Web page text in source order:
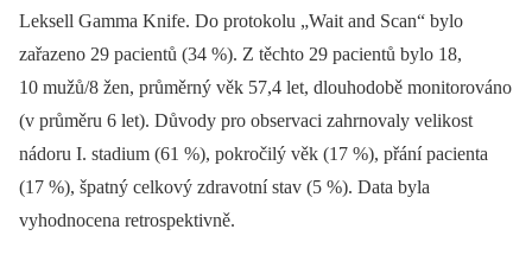
Leksell Gamma Knife. Do protokolu „Wait and Scan“ bylo
zařazeno 29 pacientů (34 %). Z těchto 29 pacientů bylo 18,
10 mužů/8 žen, průměrný věk 57,4 let, dlouhodobě monitorováno
(v průměru 6 let). Důvody pro observaci zahrnovaly velikost
nádoru I. stadium (61 %), pokročilý věk (17 %), přání pacienta
(17 %), špatný celkový zdravotní stav (5 %). Data byla
vyhodnocena retrospektivně.